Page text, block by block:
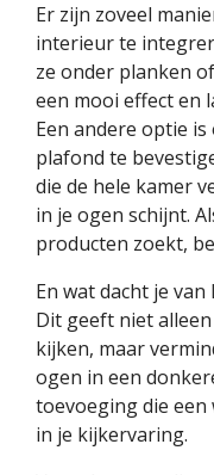
Er zijn zoveel
interieur te
ze onder planken
een mooi effect en
Een andere optie
plafond te
die de hele kamer
in je ogen schijnt.
producten zoekt,
En wat dacht je
Dit geeft niet
kijken, maar
ogen in een
toevoeging die een
in je kijkervaring.